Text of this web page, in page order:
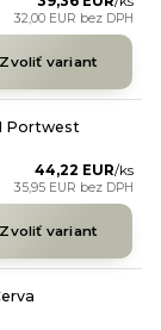
32,00 EUR bez DPH
Zvoliť variant
Portwest
44,22 EUR/ks
35,95 EUR bez DPH
Zvoliť variant